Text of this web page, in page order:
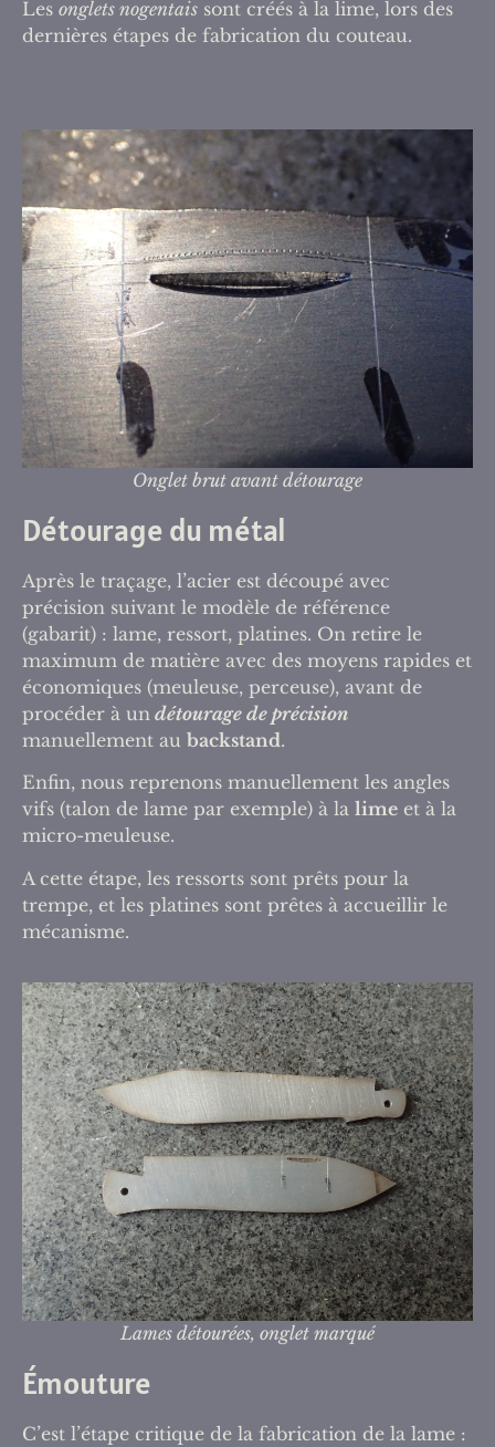
Les onglets nogentais sont créés à la lime, lors des
dernières étapes de fabrication du couteau.
Onglet brut avant détourage
Lames détourées, onglet marqué
Détourage du métal
Après le traçage, l’acier est découpé avec
précision suivant le modèle de référence
(gabarit) : lame, ressort, platines. On retire le
maximum de matière avec des moyens rapides et
économiques (meuleuse, perceuse), avant de
procéder à un détourage de précision
manuellement au backstand.
Enfin, nous reprenons manuellement les angles
vifs (talon de lame par exemple) à la lime et à la
micro-meuleuse.
A cette étape, les ressorts sont prêts pour la
trempe, et les platines sont prêtes à accueillir le
mécanisme.
Émouture
C’est l’étape critique de la fabrication de la lame :